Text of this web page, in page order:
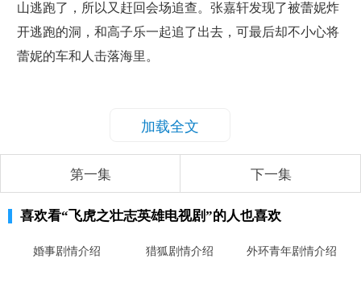
山逃跑了，所以又赶回会场追查。张嘉轩发现了被蕾妮炸
开逃跑的洞，和高子乐一起追了出去，可最后却不小心将
蕾妮的车和人击落海里。
加载全文
第一集 下一集
喜欢看“飞虎之壮志英雄电视剧”的人也喜欢
婚事剧情介绍 猎狐剧情介绍 外环青年剧情介绍